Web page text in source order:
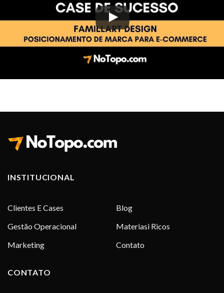
INSTITUCIONAL
Clientes E Cases
Gestão Operacional
Marketing
Blog
Materiasi Ricos
Contato
CONTATO